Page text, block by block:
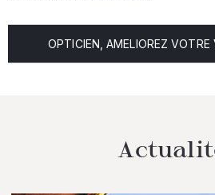
OPTICIEN, AMELIOREZ VOTRE